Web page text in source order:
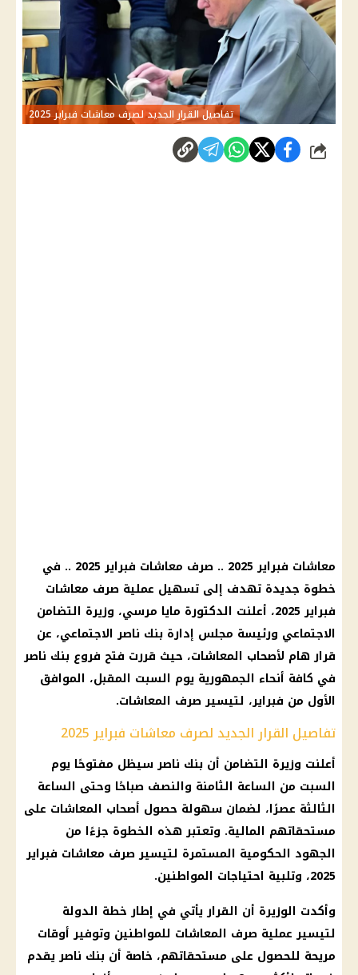
تفاصيل القرار الجديد لصرف معاشات فبراير 2025
شارك
معاشات فبراير 2025 .. صرف معاشات فبراير 2025 .. في
خطوة جديدة تهدف إلى تسهيل عملية صرف معاشات
فبراير 2025، أعلنت الدكتورة مايا مرسي، وزيرة التضامن
الاجتماعي ورئيسة مجلس إدارة بنك ناصر الاجتماعي، عن
قرار هام لأصحاب المعاشات، حيث قررت فتح فروع بنك ناصر
في كافة أنحاء الجمهورية يوم السبت المقبل، الموافق
الأول من فبراير، لتيسير صرف المعاشات.
تفاصيل القرار الجديد لصرف معاشات فبراير 2025
أعلنت وزيرة التضامن أن بنك ناصر سيظل مفتوحًا يوم
السبت من الساعة الثامنة والنصف صباحًا وحتى الساعة
الثالثة عصرًا، لضمان سهولة حصول أصحاب المعاشات على
مستحقاتهم المالية. وتعتبر هذه الخطوة جزءًا من
الجهود الحكومية المستمرة لتيسير صرف معاشات فبراير
2025، وتلبية احتياجات المواطنين.
وأكدت الوزيرة أن القرار يأتي في إطار خطة الدولة
لتيسير عملية صرف المعاشات للمواطنين وتوفير أوقات
مريحة للحصول على مستحقاتهم، خاصة أن بنك ناصر يقدم